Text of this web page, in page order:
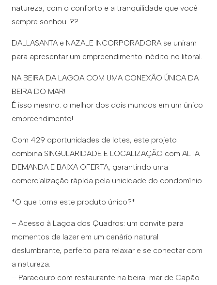
natureza, com o conforto e a tranquilidade que você
sempre sonhou. ??
DALLASANTA e NAZALE INCORPORADORA se uniram
para apresentar um empreendimento inédito no litoral.
NA BEIRA DA LAGOA COM UMA CONEXÃO ÚNICA DA
BEIRA DO MAR!
É isso mesmo: o melhor dos dois mundos em um único
empreendimento!
Com 429 oportunidades de lotes, este projeto
combina SINGULARIDADE E LOCALIZAÇÃO com ALTA
DEMANDA E BAIXA OFERTA, garantindo uma
comercialização rápida pela unicidade do condomínio.
*O que torna este produto único?*
– Acesso à Lagoa dos Quadros: um convite para
momentos de lazer em um cenário natural
deslumbrante, perfeito para relaxar e se conectar com
a natureza.
– Paradouro com restaurante na beira-mar de Capão